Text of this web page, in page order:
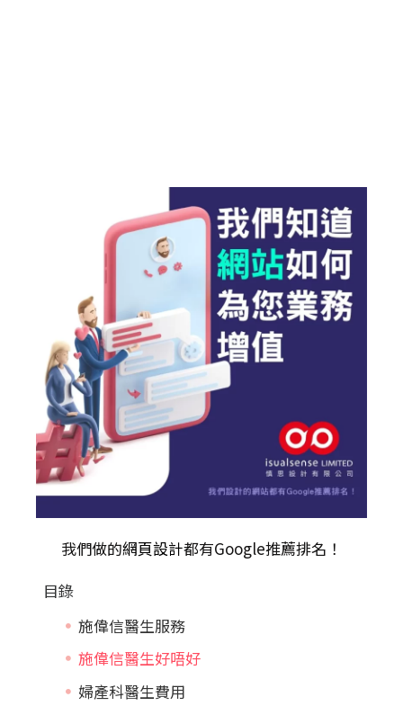
我們做的網頁設計都有Google推薦排名！
目錄
施偉信醫生服務
施偉信醫生好唔好
婦產科醫生費用